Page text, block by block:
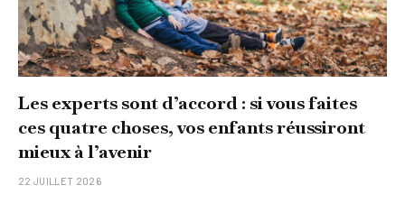
Les experts sont d’accord : si vous faites
ces quatre choses, vos enfants réussiront
mieux à l’avenir
22 JUILLET 2026